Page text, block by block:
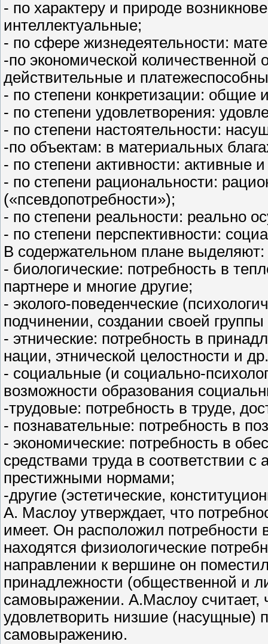
- по характеру и природе
интеллектуальные;
- по сфере жизнедеятельности:
-по экономической
действительные и
- по степени конкретизации: общие
- по степени удовлетворения:
- по степени настоятельности:
-по объектам: в материальных
- по степени активности: активные
- по степени рациональности:
(«псевдопотребности»);
- по степени реальности: реально
- по степени перспективности:
В содержательном плане выделяют:
- биологические: потребность в
партнере и многие другие;
- эколого-поведенческие
подчинении, создании своей
- этнические: потребность в
нации, этнической целостности и
- социальные (и социально-
возможности образования
-трудовые: потребность в труде,
- познавательные: потребность в
- экономические: потребность в
средствами труда в соответствии
престижными нормами;
-другие (эстетические,
А. Маслоу утверждает, что
имеет. Он расположил
находятся физиологические
направлении к вершине он
принадлежности (общественной и
самовыражении. А.Маслоу считает,
удовлетворить низшие (насущные)
самовыражению.